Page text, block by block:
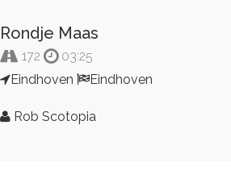
Rondje Maas
172
03:25
Eindhoven
Eindhoven
Rob Scotopia